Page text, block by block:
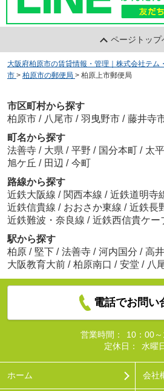
ページトップ
大阪府柏原市の賃貸情報・管理｜株式会社テム
市 > 柏原市の郵便局 > 柏原上市郵便局
市区町村から探す
柏原市 / 八尾市 / 羽曳野市 / 藤井寺
町名から探す
法善寺 / 大県 / 平野 / 国分本町 / 太
旭ケ丘 / 田辺 / 今町
路線から探す
近鉄大阪線 / 関西本線 / 近鉄道明寺
近鉄信貴線 / おおさか東線 / 近鉄長
近鉄難波・奈良線 / 近鉄西信貴ケー
駅から探す
柏原 / 堅下 / 法善寺 / 河内国分 / 高
大阪教育大前 / 柏原南口 / 安堂 / 八
電話でお問い
営業時間：
10：00
定休日：
水曜
ホーム 会社